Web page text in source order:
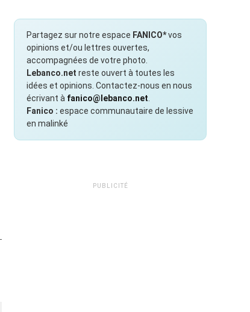
Partagez sur notre espace FANICO*vos
opinions et/ou lettres ouvertes,
accompagnées de votre photo.
Lebanco.net reste ouvert à toutes les
idées et opinions. Contactez-nous en nous
écrivant à fanico@lebanco.net
Fanico : espace communautaire de lessive
en malinké
PUBLICITÉ